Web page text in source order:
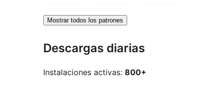
Mostrar todos los patrones
Descargas diarias
Instalaciones activas: 800+